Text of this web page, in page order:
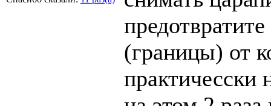
(границы) от
практичесски